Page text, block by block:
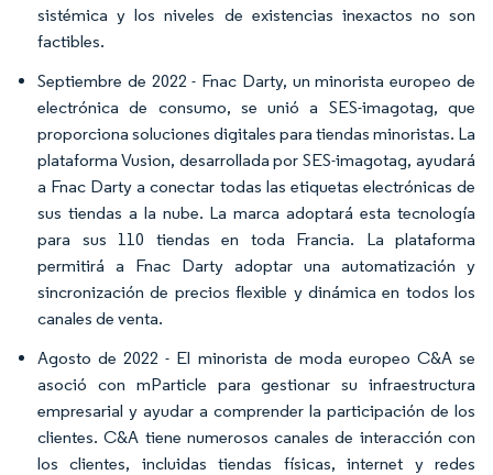
sistémica y los niveles de existencias inexactos no son
factibles.
Septiembre de 2022 - Fnac Darty, un minorista europeo de
electrónica de consumo, se unió a SES-imagotag, que
proporciona soluciones digitales para tiendas minoristas. La
plataforma Vusion, desarrollada por SES-imagotag, ayudará
a Fnac Darty a conectar todas las etiquetas electrónicas de
sus tiendas a la nube. La marca adoptará esta tecnología
para sus 110 tiendas en toda Francia. La plataforma
permitirá a Fnac Darty adoptar una automatización y
sincronización de precios flexible y dinámica en todos los
canales de venta.
Agosto de 2022 - El minorista de moda europeo C&A se
asoció con mParticle para gestionar su infraestructura
empresarial y ayudar a comprender la participación de los
clientes. C&A tiene numerosos canales de interacción con
los clientes, incluidas tiendas físicas, internet y redes